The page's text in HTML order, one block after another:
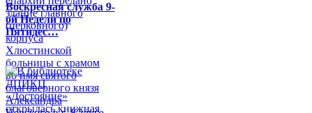
Воскресная служба 9-
ой Недели по
Пятидес…